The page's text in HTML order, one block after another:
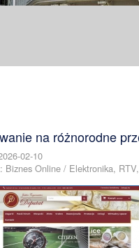
na różnorodne
02-10
Biznes Online / Elektronika,